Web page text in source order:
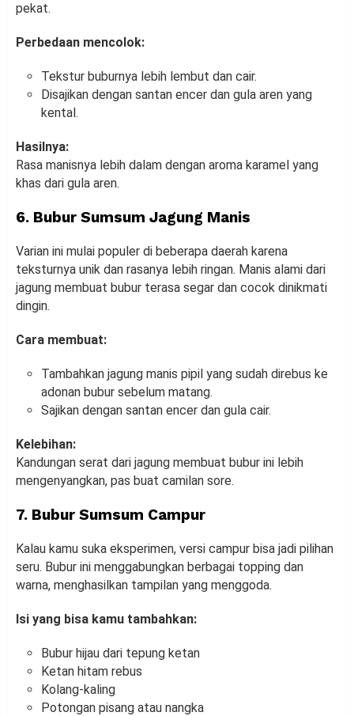
pekat.
Perbedaan mencolok:
Tekstur buburnya lebih lembut dan cair.
Disajikan dengan santan encer dan gula aren yang
kental.
Hasilnya:
Rasa manisnya lebih dalam dengan aroma karamel yang
khas dari gula aren.
6. Bubur Sumsum Jagung Manis
Varian ini mulai populer di beberapa daerah karena
teksturnya unik dan rasanya lebih ringan. Manis alami dari
jagung membuat bubur terasa segar dan cocok dinikmati
dingin.
Cara membuat:
Tambahkan jagung manis pipil yang sudah direbus ke
adonan bubur sebelum matang.
Sajikan dengan santan encer dan gula cair.
Kelebihan:
Kandungan serat dari jagung membuat bubur ini lebih
mengenyangkan, pas buat camilan sore.
7. Bubur Sumsum Campur
Kalau kamu suka eksperimen, versi campur bisa jadi pilihan
seru. Bubur ini menggabungkan berbagai topping dan
warna, menghasilkan tampilan yang menggoda.
Isi yang bisa kamu tambahkan:
Bubur hijau dari tepung ketan
Ketan hitam rebus
Kolang-kaling
Potongan pisang atau nangka